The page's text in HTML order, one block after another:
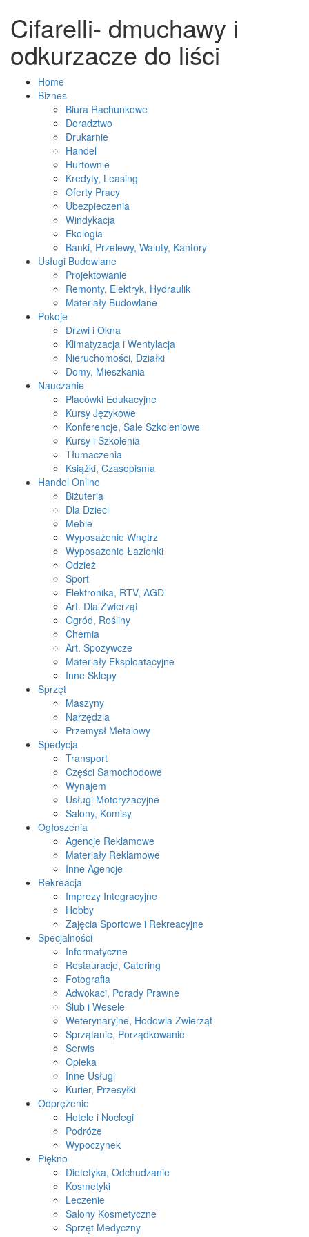
Cifarelli- dmuchawy i
odkurzacze do liści
Home
Biznes
Biura Rachunkowe
Doradztwo
Drukarnie
Handel
Hurtownie
Kredyty, Leasing
Oferty Pracy
Ubezpieczenia
Windykacja
Ekologia
Banki, Przelewy, Waluty, Kantory
Usługi Budowlane
Projektowanie
Remonty, Elektryk, Hydraulik
Materiały Budowlane
Pokoje
Drzwi i Okna
Klimatyzacja i Wentylacja
Nieruchomości, Działki
Domy, Mieszkania
Nauczanie
Placówki Edukacyjne
Kursy Językowe
Konferencje, Sale Szkoleniowe
Kursy i Szkolenia
Tłumaczenia
Książki, Czasopisma
Handel Online
Biżuteria
Dla Dzieci
Meble
Wyposażenie Wnętrz
Wyposażenie Łazienki
Odzież
Sport
Elektronika, RTV, AGD
Art. Dla Zwierząt
Ogród, Rośliny
Chemia
Art. Spożywcze
Materiały Eksploatacyjne
Inne Sklepy
Sprzęt
Maszyny
Narzędzia
Przemysł Metalowy
Spedycja
Transport
Części Samochodowe
Wynajem
Usługi Motoryzacyjne
Salony, Komisy
Ogłoszenia
Agencje Reklamowe
Materiały Reklamowe
Inne Agencje
Rekreacja
Imprezy Integracyjne
Hobby
Zajęcia Sportowe i Rekreacyjne
Specjalności
Informatyczne
Restauracje, Catering
Fotografia
Adwokaci, Porady Prawne
Ślub i Wesele
Weterynaryjne, Hodowla Zwierząt
Sprzątanie, Porządkowanie
Serwis
Opieka
Inne Usługi
Kurier, Przesyłki
Odprężenie
Hotele i Noclegi
Podróże
Wypoczynek
Piękno
Dietetyka, Odchudzanie
Kosmetyki
Leczenie
Salony Kosmetyczne
Sprzęt Medyczny